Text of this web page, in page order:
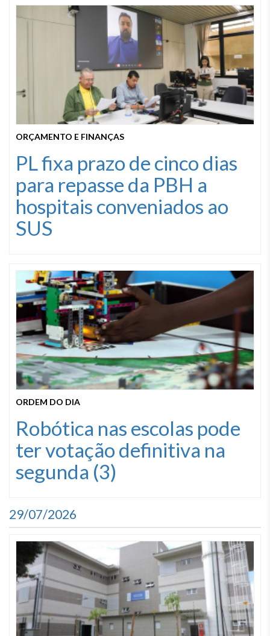
ORÇAMENTO E FINANÇAS
PL fixa prazo de cinco dias
para repasse da PBH a
hospitais conveniados ao
SUS
ORDEM DO DIA
Robótica nas escolas pode
ter votação definitiva na
segunda (3)
29/07/2026